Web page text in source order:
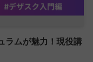
ラムが魅力！現役講